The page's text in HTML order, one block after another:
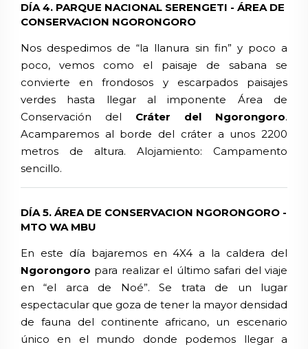
DÍA 4. PARQUE NACIONAL SERENGETI - ÁREA DE
CONSERVACION NGORONGORO
Nos despedimos de “la llanura sin fin” y poco a
poco, vemos como el paisaje de sabana se
convierte en frondosos y escarpados paisajes
verdes hasta llegar al imponente Área de
Conservación del Cráter del Ngorongoro.
Acamparemos al borde del cráter a unos 2200
metros de altura. Alojamiento: Campamento
sencillo.
DÍA 5. ÁREA DE CONSERVACION NGORONGORO -
MTO WA MBU
En este día bajaremos en 4X4 a la caldera del
Ngorongoro para realizar el último safari del viaje
en “el arca de Noé”. Se trata de un lugar
espectacular que goza de tener la mayor densidad
de fauna del continente africano, un escenario
único en el mundo donde podemos llegar a